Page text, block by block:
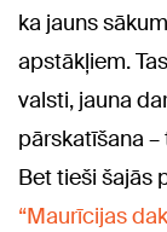
ka jauns
apstākļiem.
valsti, jauna
pārskatīšana
Bet tieši šajās
“Maurīcijas